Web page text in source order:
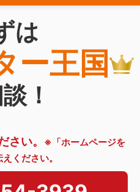
は
ー王国
！
さい。
※「ホームページを
ください。